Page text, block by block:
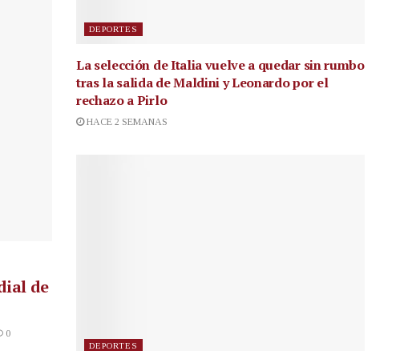
de
0
DEPORTES
La selección de Italia vuelve a quedar sin rumbo
tras la salida de Maldini y Leonardo por el
rechazo a Pirlo
HACE 2 SEMANAS
DEPORTES